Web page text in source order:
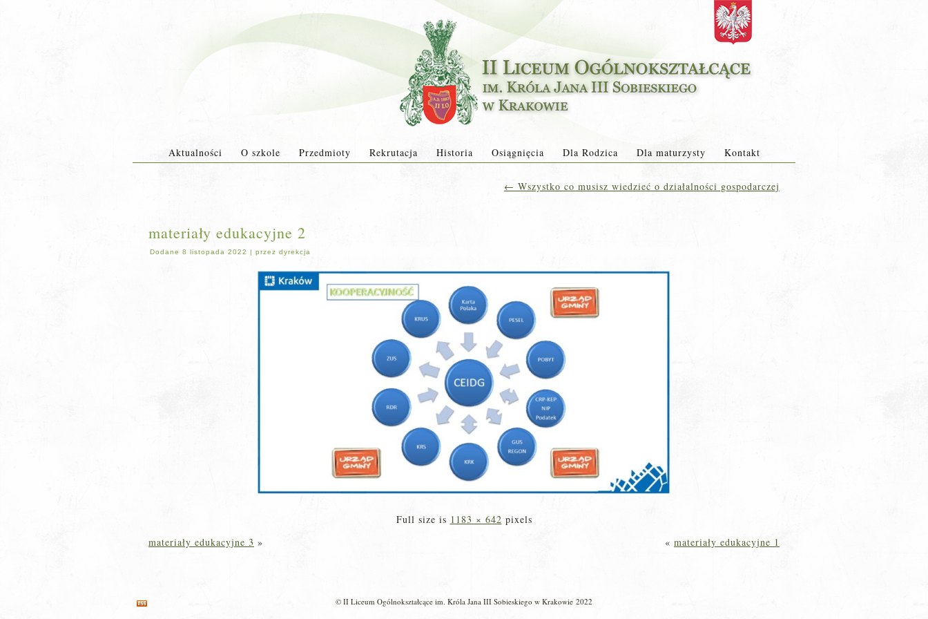
Aktualności O szkole Przedmioty Rekrutacja Historia Osiągnięcia Dla Rodzica Dla maturzysty Kontakt
← Wszystko co musisz wiedzieć o działalności gospodarczej
materiały edukacyjne 2
Dodane 8 listopada 2022 | przez dyrekcja
Full size is 1183 × 642 pixels
materiały edukacyjne 3 » « materiały edukacyjne 1
© II Liceum Ogólnokształcące im. Króla Jana III Sobieskiego w Krakowie 2022